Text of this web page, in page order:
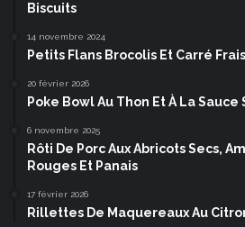
Biscuits
14 novembre 2024
Petits Flans Brocolis Et Carré Frais
20 février 2026
Poke Bowl Au Thon Et À La Sauce
6 novembre 2025
Rôti De Porc Aux Abricots Secs,
Rouges Et Panais
17 février 2026
Rillettes De Maquereaux Au